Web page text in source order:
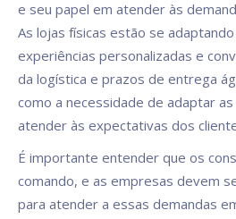
e seu papel em atender às
As lojas físicas estão se
experiências personalizadas e
da logística e prazos de entrega
como a necessidade de adaptar
atender às expectativas dos
É importante entender que os
comando, e as empresas devem
para atender a essas demandas